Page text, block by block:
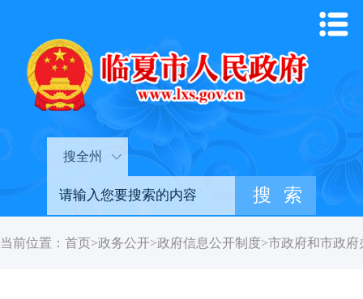
搜全州
当前位置： 首页>政务公开>政府信息公开制度>市政府和市政府